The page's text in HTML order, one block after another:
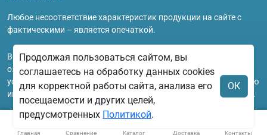
Любое несоответствие характеристик продукции на сайте с
фактическими – является опечаткой.
Вся информация на сайте region-tver.su носит исключительно
ознакомительный и справочный характер и ни при каких
условиях не является публичной офертой. Всю дополнительную
информацию можно узнать по телефонам указанным на сайте.
Главная Сравнение Каталог Доставка Контакты
Продолжая пользоваться сайтом, вы
соглашаетесь на обработку данных cookies
для корректной работы сайта, анализа его
посещаемости и других целей,
предусмотренных Политикой.
ОК